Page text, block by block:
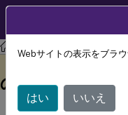
Session Recording
ライブセッシ
の保護を有効ま
Webサイトの表示をブラ
はい いいえ